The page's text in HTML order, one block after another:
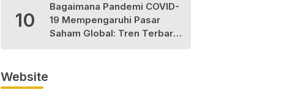
10
Bagaimana Pandemi COVID-
19 Mempengaruhi Pasar
Saham Global: Tren Terbaru
Website